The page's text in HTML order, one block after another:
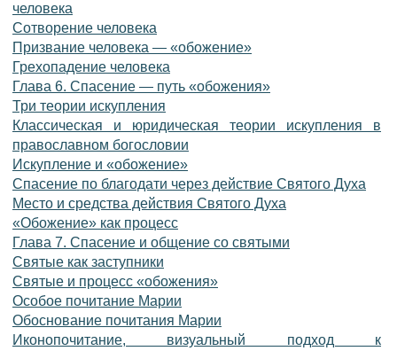
человека
Сотворение человека
Призвание человека — «обожение»
Грехопадение человека
Глава 6. Спасение — путь «обожения»
Три теории искупления
Классическая и юридическая теории искупления в
православном богословии
Искупление и «обожение»
Спасение по благодати через действие Святого Духа
Место и средства действия Святого Духа
«Обожение» как процесс
Глава 7. Спасение и общение со святыми
Святые как заступники
Святые и процесс «обожения»
Особое почитание Марии
Обоснование почитания Марии
Иконопочитание, визуальный подход к